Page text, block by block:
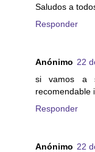
Saludos a
Responder
Anónimo 22
si vamos a
recomendable
Responder
Anónimo 22